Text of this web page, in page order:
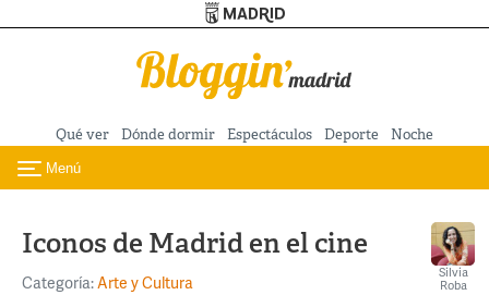
Pasar al contenido principal
Qué ver Dónde dormir Espectáculos Deporte Noche
Toggle navigation
Menú
Iconos de Madrid en el cine
Categoría:Arte y Cultura
Silvia
Roba